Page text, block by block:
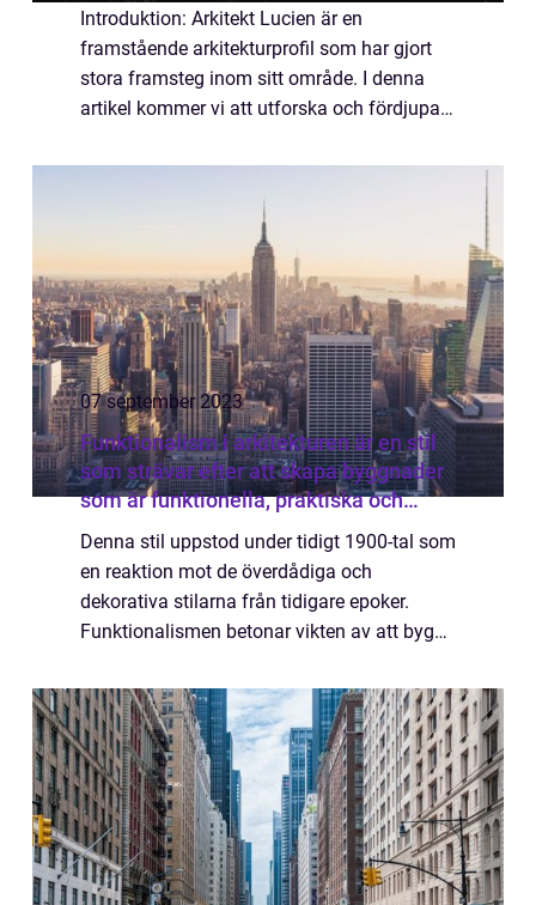
Introduktion: Arkitekt Lucien är en
framstående arkitekturprofil som har gjort
stora framsteg inom sitt område. I denna
artikel kommer vi att utforska och fördjupa
Lucien, från en övergripande översikt till en...
07 september 2023
Funktionalism i arkitekturen är en stil
som strävar efter att skapa byggnader
som är funktionella, praktiska och
effektiva
Denna stil uppstod under tidigt 1900-tal som
en reaktion mot de överdådiga och
dekorativa stilarna från tidigare epoker.
Funktionalismen betonar vikten av att bygga
anpassade efter deras syfte och funktion,
snarare...